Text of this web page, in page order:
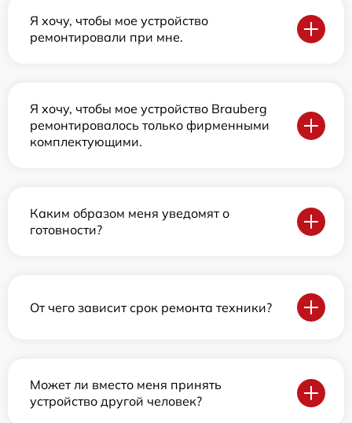
Я хочу, чтобы мое устройство
ремонтировали при мне.
Я хочу, чтобы мое устройство Brauberg
ремонтировалось только фирменными
комплектующими.
Каким образом меня уведомят о
готовности?
От чего зависит срок ремонта техники?
Может ли вместо меня принять
устройство другой человек?